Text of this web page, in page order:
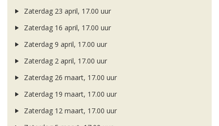
Zaterdag 23 april, 17.00 uur
Zaterdag 16 april, 17.00 uur
Zaterdag 9 april, 17.00 uur
Zaterdag 2 april, 17.00 uur
Zaterdag 26 maart, 17.00 uur
Zaterdag 19 maart, 17.00 uur
Zaterdag 12 maart, 17.00 uur